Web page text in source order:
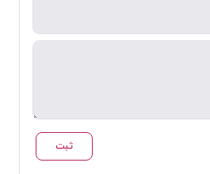
ثبت